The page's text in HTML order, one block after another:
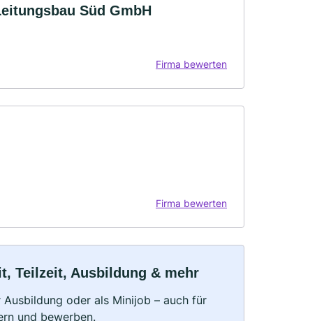
Süd GmbH
Firma bewerten
Firma bewerten
Teilzeit, Ausbildung & mehr
oder als Minijob – auch für
und bewerben.